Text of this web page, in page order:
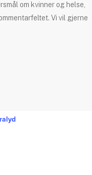
om kvinner og helse,
Vi vil gjerne